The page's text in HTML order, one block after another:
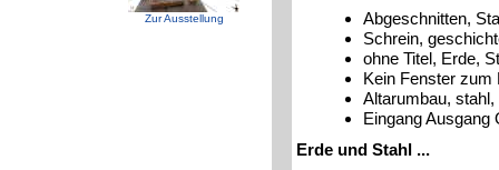
Zur Ausstellung
Abgeschnitten,
Schrein,
ohne Titel, Erde,
Kein Fenster zum
Altarumbau,
Eingang Ausgang
Erde und Stahl ...